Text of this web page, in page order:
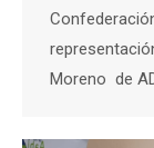
Moreno de